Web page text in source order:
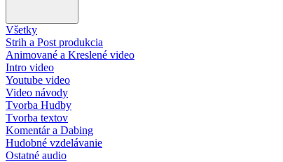
Všetky
Strih a Post produkcia
Animované a Kreslené video
Intro video
Youtube video
Video návody
Tvorba Hudby
Tvorba textov
Komentár a Dabing
Hudobné vzdelávanie
Ostatné audio